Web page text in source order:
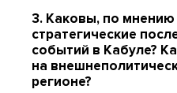
3. Каковы, по
стратегические
событий в Кабуле?
на
регионе?